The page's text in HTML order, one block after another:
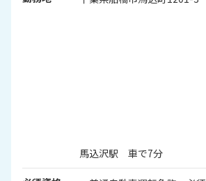
馬込沢駅 車で7分